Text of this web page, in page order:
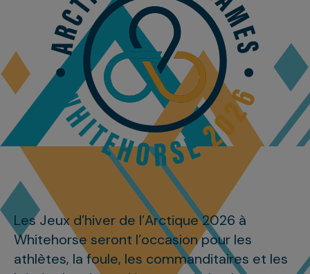
Les Jeux d’hiver de l’Arctique 2026 à
Whitehorse seront l’occasion pour les
athlètes, la foule, les commanditaires et les